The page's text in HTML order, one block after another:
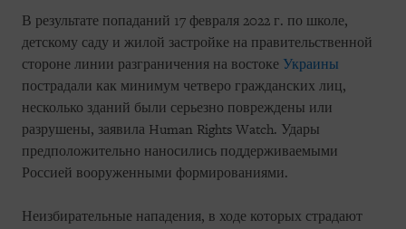
В результате попаданий 17 февраля 2022 г. по школе,
детскому саду и жилой застройке на правительственной
стороне линии разграничения на востоке Украины
пострадали как минимум четверо гражданских лиц,
несколько зданий были серьезно повреждены или
разрушены, заявила Human Rights Watch. Удары
предположительно наносились поддерживаемыми
Россией вооруженными формированиями.
Неизбирательные нападения, в ходе которых страдают